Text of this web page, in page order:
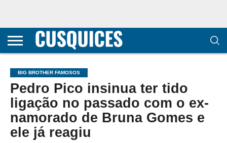
CONTACTOS
HOME
POLÍTICA DE
E COOKIES
SOBRE
TERMOS E
TRANSPARÊNCIA
METODOLOGIA
BIG BROTHER FAMOSOS
Pedro Pico insinua ter tido
ligação no passado com o ex-
namorado de Bruna Gomes e
ele já reagiu